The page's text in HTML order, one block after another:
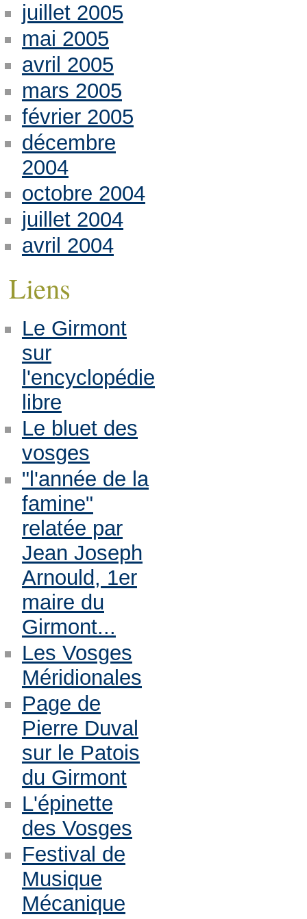
juillet 2005
mai 2005
avril 2005
mars 2005
février 2005
décembre
2004
octobre 2004
juillet 2004
avril 2004
Liens
Le Girmont
sur
l'encyclopédie
libre
Le bluet des
vosges
"l'année de la
famine"
relatée par
Jean Joseph
Arnould, 1er
maire du
Girmont...
Les Vosges
Méridionales
Page de
Pierre Duval
sur le Patois
du Girmont
L'épinette
des Vosges
Festival de
Musique
Mécanique